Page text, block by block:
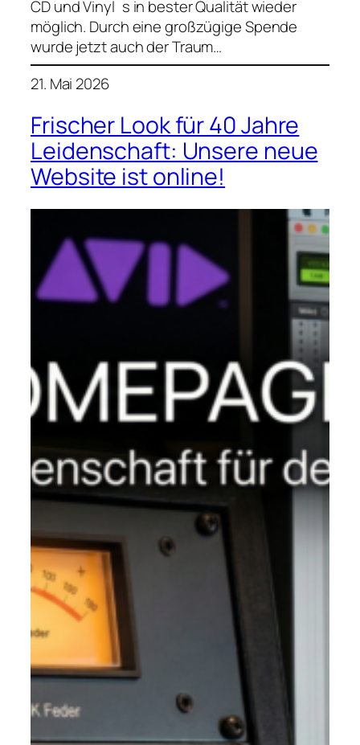
CD und Vinyl´s in bester Qualität wieder
möglich. Durch eine großzügige Spende
wurde jetzt auch der Traum…
21. Mai 2026
Frischer Look für 40 Jahre
Leidenschaft: Unsere neue
Website ist online!